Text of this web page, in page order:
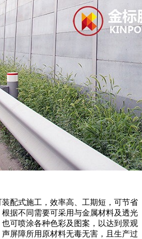
配式施工，效率高、工期短，可节省
据不同需要可采用与金属材料及透光
可喷涂各种色彩及图案，以达到景观
屏障所用原材料无毒无害，且生产过